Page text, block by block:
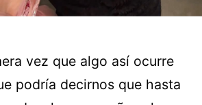
vez que algo así ocurre
podría decirnos que hasta